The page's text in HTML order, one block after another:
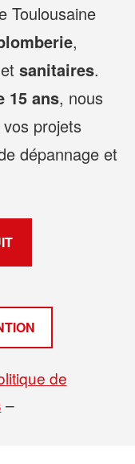
Toulousaine
,
et sanitaires.
15 ans, nous
projets
dépannage et
de
–